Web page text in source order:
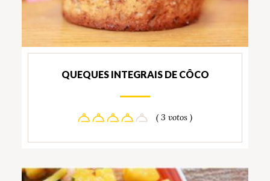
QUEQUES INTEGRAIS DE CÔCO
( 3 votos )